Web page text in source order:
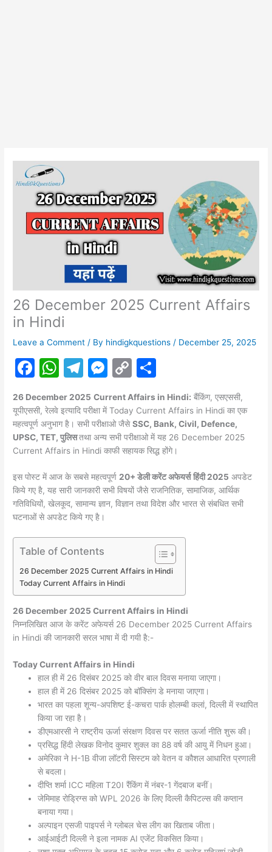
26 December 2025 Current Affairs
in Hindi
Leave a Comment / By hindigkquestions / December 25, 2025
F
c
e
b
o
k
W
at
s
A
p
T
e
gr
a
M
s
s
e
g
er
C
p
y
Li
k
ar
e
26 December 2025 Current Affairs in Hindi: बैंकिंग, एसएससी,
यूपीएससी, रेलवे इत्यादि परीक्षा में Today Current Affairs in Hindi का एक
महत्वपूर्ण अनुभाग है। सभी परीक्षाओ जैसेSSC, Bank, Civil, Defence,
UPSC, TET, पुलिसतथा अन्य सभी परीक्षाओ में यह 26 December 2025
Current Affairs in Hindi काफी सहायक सिद्ध होंगे।
इस पोस्ट में आज के सबसे महत्वपूर्ण20+ डेली करेंट अफेयर्स हिंदी 2025 अपडेट
किये गए है, यह सारी जानकारी सभी विषयों जैसे राजनितिक, सामाजिक, आर्थिक
गतिविधियों, खेलकूद, सामान्य ज्ञान, विज्ञान तथा विदेश और भारत से संबधित सभी
घटनाओं से अपडेट किये गए है।
Table of Contents
26 December 2025 Current Affairs in Hindi
Today Current Affairs in Hindi
26 December 2025Current Affairs in Hindi
निम्नलिखित आज के करेंट अफेयर्स 26 December 2025 Current Affairs
in Hindi की जानकारी सरल भाषा में दी गयी है:-
TodayCurrent Affairs in Hindi
हाल ही में 26 दिसंबर 2025 को वीर बाल दिवस मनाया जाएगा।
हाल ही में 26 दिसंबर 2025 को बॉक्सिंग डे मनाया जाएगा।
भारत का पहला शून्य-अपशिष्ट ई-कचरा पार्क होलम्बी कलां, दिल्ली में स्थापित
किया जा रहा है।
डीएमआरसी ने राष्ट्रीय ऊर्जा संरक्षण दिवस पर सतत ऊर्जा नीति शुरू की।
प्रसिद्ध हिंदी लेखक विनोद कुमार शुक्ल का 88 वर्ष की आयु में निधन हुआ।
अमेरिका ने H-1B वीजा लॉटरी सिस्टम को वेतन व कौशल आधारित प्रणाली
से बदला।
दीप्ति शर्मा ICC महिला T20I रैंकिंग में नंबर-1 गेंदबाज बनीं।
जेमिमाह रोड्रिग्स को WPL 2026 के लिए दिल्ली कैपिटल्स की कप्तान
बनाया गया।
अल्पाइन एसजी पाइपर्स ने ग्लोबल चेस लीग का खिताब जीता।
आईआईटी दिल्ली ने इला नामक AI एजेंट विकसित किया।